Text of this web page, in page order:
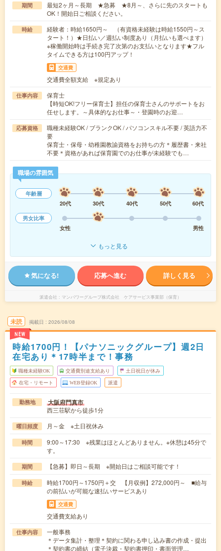
期間
最短2ヶ月～長期 ★急募 ★8月～、さらに先のスタートも
OK！開始日ご相談ください。
時給
経験者：時給1650円～ （有資格未経験は時給1550円～ス
タート！）★日払い／週払い制度あり（月払いも選べます）
※稼働開始時は手続き完了次第のお支払いとなります★フル
タイムできる方は100円アップ！
交通費
交通費全額支給 ※規定あり
仕事内容
保育士
【時短OK!フリー保育士】担任の保育士さんのサポートをお
任せします。～具体的なお仕事～・登園時のお迎…
応募資格
職種未経験OK / ブランクOK / パソコンスキル不要 / 英語力不
要
保育士・保母・幼稚園教諭資格をお持ちの方＊履歴書・来社
不要＊資格があれば保育園でのお仕事が未経験でも…
職場の雰囲気
年齢層
20代
30代 40代 50代
60代
男女比率
女性
男性
もっと見る
気になる! 応募へ進む 詳しく見る
派遣会社 マンパワーグループ株式会社 ケアサービス事業部（保育）
未読
NEW
掲載日 2026/08/08
時給1700円！【パナソニックグループ】週2日
在宅あり＊17時半まで！事務
職種未経験OK 交通費別途支給あり 土日祝日が休み
在宅・リモート WEB登録OK 派遣
勤務地 大阪府門真市
西三荘駅から徒歩1分
曜日頻度 月～金 ※土日祝休み
時間
9:00～17:30 ※残業はほとんどありません。※休憩は45分で
す。
期間 【急募】即日～長期 ※開始日はご相談可能です！
時給
時給1700円～1750円＋交 【月収例】272,000円～ ■給与
の前払いが可能な速払いサービスあり
交通費
交通費支給あり
仕事内容
一般事務
＊データ集計・整理＊契約に関わる申し込み書の作成・提出
＊契約書の締結（電子決裁・契約書押印・書面管理…